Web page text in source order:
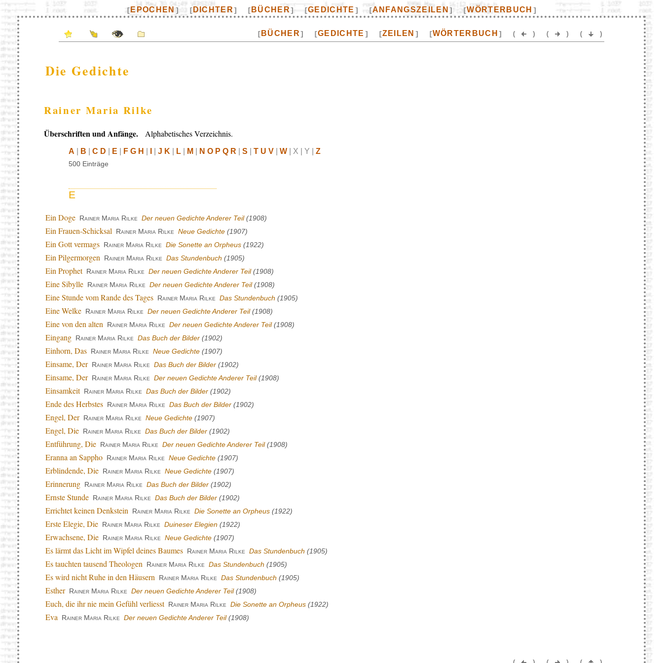
[ EPOCHEN ] [ DICHTER] [ BÜCHER] [GEDICHTE ] [ANFANGSZEILEN ] [WÖRTERBUCH ]
[ BÜCHER] [GEDICHTE ] [ZEILEN ] [WÖRTERBUCH ] ( ) ( ) ( )
Die Gedichte
Rainer Maria Rilke
Überschriften und Anfänge. Alphabetisches Verzeichnis.
A B C D E F G H J K L M N O P Q R S T U V W | X | Y | Z
500 Einträge
E
Ein Doge Rainer Maria Rilke Der neuen Gedichte Anderer Teil(1908)
Ein Frauen-Schicksal Rainer Maria Rilke Neue Gedichte (1907)
Ein Gott vermags Rainer Maria Rilke Die Sonette an Orpheus (1922)
Ein Pilgermorgen Rainer Maria Rilke Das Stundenbuch (1905)
Ein Prophet Rainer Maria Rilke Der neuen Gedichte Anderer Teil(1908)
Eine Sibylle Rainer Maria Rilke Der neuen Gedichte Anderer Teil(1908)
Eine Stunde vom Rande des Tages Rainer Maria Rilke Das Stundenbuch (1905)
Eine Welke Rainer Maria Rilke Der neuen Gedichte Anderer Teil(1908)
Eine von den alten Rainer Maria Rilke Der neuen Gedichte Anderer Teil(1908)
Eingang Rainer Maria Rilke Das Buch der Bilder (1902)
Einhorn, Das Rainer Maria Rilke Neue Gedichte (1907)
Einsame, Der Rainer Maria Rilke Das Buch der Bilder (1902)
Einsame, Der Rainer Maria Rilke Der neuen Gedichte Anderer Teil(1908)
Einsamkeit Rainer Maria Rilke Das Buch der Bilder (1902)
Ende des Herbstes Rainer Maria Rilke Das Buch der Bilder (1902)
Engel, Der Rainer Maria Rilke Neue Gedichte (1907)
Engel, Die Rainer Maria Rilke Das Buch der Bilder (1902)
Entführung, Die Rainer Maria Rilke Der neuen Gedichte Anderer Teil(1908)
Eranna an Sappho Rainer Maria Rilke Neue Gedichte (1907)
Erblindende, Die Rainer Maria Rilke Neue Gedichte (1907)
Erinnerung Rainer Maria Rilke Das Buch der Bilder (1902)
Ernste Stunde Rainer Maria Rilke Das Buch der Bilder (1902)
Errichtet keinen Denkstein Rainer Maria Rilke Die Sonette an Orpheus (1922)
Erste Elegie, Die Rainer Maria Rilke Duineser Elegien (1922)
Erwachsene, Die Rainer Maria Rilke Neue Gedichte (1907)
Es lärmt das Licht im Wipfel deines Baumes Rainer Maria Rilke Das Stundenbuch (1905)
Es tauchten tausend Theologen Rainer Maria Rilke Das Stundenbuch (1905)
Es wird nicht Ruhe in den Häusern Rainer Maria Rilke Das Stundenbuch (1905)
Esther Rainer Maria Rilke Der neuen Gedichte Anderer Teil(1908)
Euch, die ihr nie mein Gefühl verliesst Rainer Maria Rilke Die Sonette an Orpheus (1922)
Eva Rainer Maria Rilke Der neuen Gedichte Anderer Teil(1908)